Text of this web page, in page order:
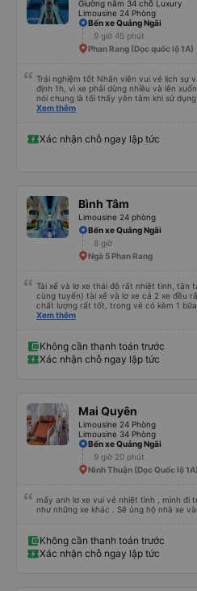
Giường nằm 34 chỗ Luxury
Limousine 24 Phòng
Bến xe Quảng Ngãi
9 giờ 45 phút
Phan Rang (Dọc quốc lộ 1A)
Trải nghiệm tốt Nhân viên vui vẻ lịch sự
định 1h, vì xe phải dừng nhiều và lên
nói chung là tối thấy yên tâm khi sử
hộ và giới thiệu cho người thân sử dụng
Xem thêm
Xác nhận chỗ ngay lập tức
Bình Tâm
Limousine 24 phòng
Bến xe Quảng Ngãi
8 giờ
Ngã 5 Phan Rang
Tài xế và lơ xe thái độ rất nhiệt tình, tận
cùng tuyến) tài xế và lơ xe cả 2 xe đều
chất lượng rất tốt, trong vé có kèm 1
trên app 45p, nhưng do bão nên trời
Xem thêm
Không cần thanh toán trước
Xác nhận chỗ ngay lập tức
Mai Quyên
Limousine 24 Phòng
Limousine 34 Phòng
Bến xe Quảng Ngãi
9 giờ 20 phút
Ninh Thuận (Dọc Quốc lộ 1A)
mấy anh lơ xe vui vẻ nhiệt tình , mình đi
như những xe khác . Sẽ ủng hộ nhà xe
Không cần thanh toán trước
Xác nhận chỗ ngay lập tức